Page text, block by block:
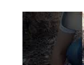
única de